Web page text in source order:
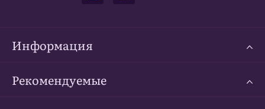
Информация
Рекомендуемые